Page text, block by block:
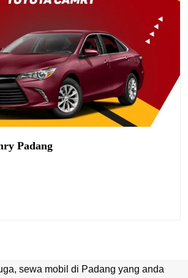
Padang
sewa mobil di Padang yang anda